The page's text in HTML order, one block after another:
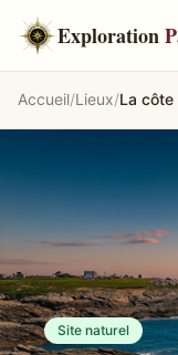
Exploration
Accueil/Lieux/La
Site naturel